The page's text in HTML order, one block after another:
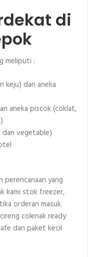
di
meliputi :
keju) dan aneka
aneka piscok (coklat,
dan vegetable)
perencanaan yang
kami stok freezer,
orderan masuk.
colenak ready
dan paket kecil